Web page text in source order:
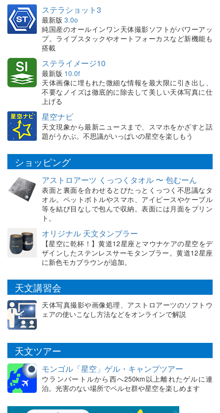
ステラショット3
最新版 3.0o
純国産のオールインワン天体撮影ソフトがパワーアッ
プ。ライブスタックやオートフォーカスなど新機能も
搭載
ステライメージ10
最新版 10.0f
天体画像に埋もれた微細な情報を最大限に引き出し、
不要なノイズは徹底的に除去して美しい天体写真に仕
上げる
星空ナビ
天文現象から最新ニュースまで、スマホをかざすと話
題がうかぶ。不思議がいっぱいの星空を楽しもう
ショッピング
アストロアーツ くっつくタオル 〜 包むーん
表面と裏面を合わせるとぴたっとくっつく不思議なタ
オル。ペットボトルやスマホ、アイピースやケーブル
等を結び目なしで包んで収納。表面には月面をプリン
ト。
オリジナル 天文タンブラー
【星空に乾杯！】黄道12星座とマウナケアの星空をデ
ザインしたステンレスサーモタンブラー。黄道12星座
に新色モカブラウンが追加。
天文講習会
天体写真撮影や画像処理、アストロアーツのソフトウ
ェアの使いこなし方法などをオンラインで解説
天文ツアー
モンゴル「星空」ゲル・キャンプツアー
ウランバートルから西へ250km以上離れたゲルに連
泊。光害のない場所でペルセ群や星空を楽しめます